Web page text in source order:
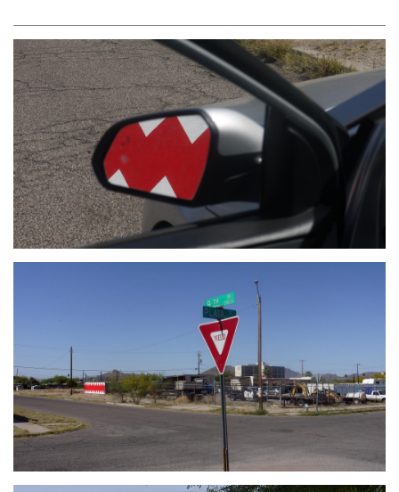
Plata St.
Les deux dernières images sont extraites d'un temps de
production chez l'éditeur sérigraphe Symetria
ou une édition,
poursuite du projet, à été produite.